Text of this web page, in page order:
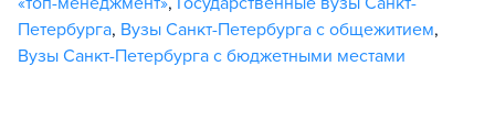
Петербурга, Вузы Санкт-Петербурга с общежитием,
Вузы Санкт-Петербурга с бюджетными местами